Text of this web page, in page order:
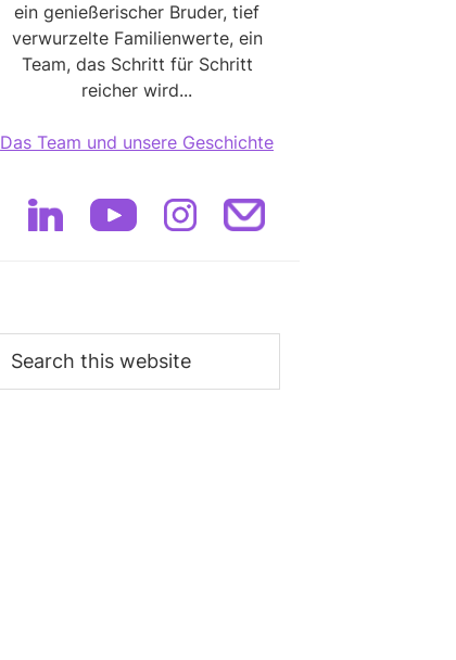
ein genießerischer Bruder, tief
verwurzelte Familienwerte, ein
Team, das Schritt für Schritt
reicher wird...
Das Team und unsere Geschichte
this